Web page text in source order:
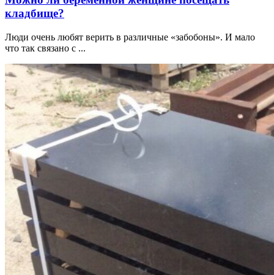
кладбище?
Люди очень любят верить в различные «забобоны». И мало
что так связано с ...